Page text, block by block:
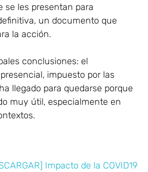
se les presentan para
un documento que
la acción.
conclusiones: el
impuesto por las
llegado para quedarse porque
muy útil, especialmente en
Impacto de la COVID19